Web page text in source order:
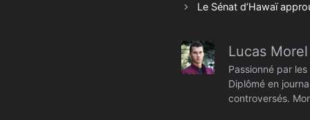
Le Sénat d’Hawaï
Lucas Morel
Passionné par
Diplômé en
controversés.